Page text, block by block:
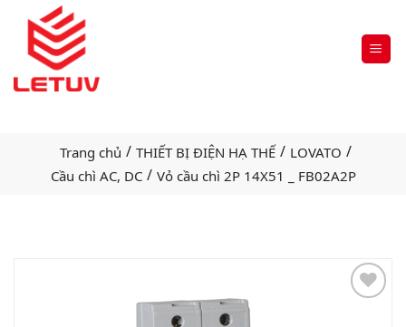
Trang chủ / THIẾT BỊ ĐIỆN HẠ THẾ / LOVATO /
Cầu chì AC, DC / Vỏ cầu chì 2P 14X51 _ FB02A2P